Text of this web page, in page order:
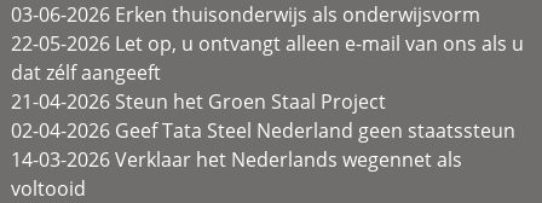
03-06-2026 Erken thuisonderwijs als onderwijsvorm
22-05-2026 Let op, u ontvangt alleen e-mail van ons als u
dat zélf aangeeft
21-04-2026 Steun het Groen Staal Project
02-04-2026 Geef Tata Steel Nederland geen staatssteun
14-03-2026 Verklaar het Nederlands wegennet als
voltooid